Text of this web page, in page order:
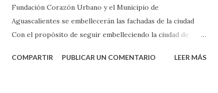
Fundación Corazón Urbano y el Municipio de
Aguascalientes se embellecerán las fachadas de la ciudad
Con el propósito de seguir embelleciendo la ciudad de
municipal, Leo Montañez dio inicio al programa
COMPARTIR PUBLICAR UN COMENTARIO LEER MÁS